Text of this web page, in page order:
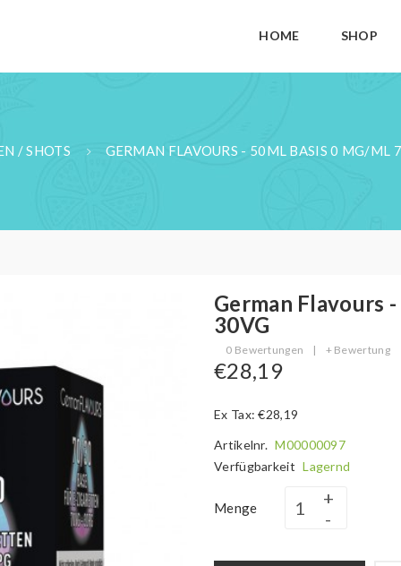
HOME SHOP
/ SHOTS GERMAN FLAVOURS - 50ML BASIS 0 MG/ML
German Flavours
30VG
0 Bewertungen | + Bewertung
€28,19
Ex Tax: €28,19
Artikelnr. M00000097
Verfügbarkeit Lagernd
Menge